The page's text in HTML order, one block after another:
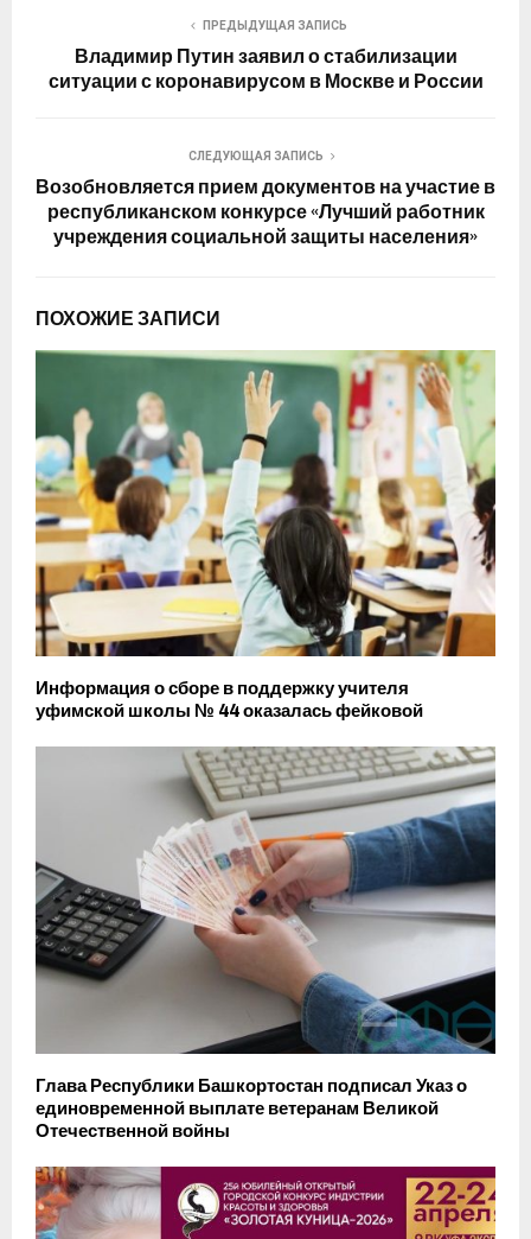
ПРЕДЫДУЩАЯ ЗАПИСЬ
Владимир Путин заявил о стабилизации
ситуации с коронавирусом в Москве и России
СЛЕДУЮЩАЯ ЗАПИСЬ
Возобновляется прием документов на участие в
республиканском конкурсе «Лучший работник
учреждения социальной защиты населения»
ПОХОЖИЕ ЗАПИСИ
Информация о сборе в поддержку учителя
уфимской школы № 44 оказалась фейковой
Глава Республики Башкортостан подписал Указ о
единовременной выплате ветеранам Великой
Отечественной войны